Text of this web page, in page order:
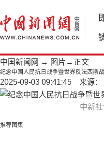
中国新闻网 → 图片 →正文
纪念中国人民抗日战争暨世界反法西斯
2025-09-03 09:41:45 来源：
中新
推荐图集